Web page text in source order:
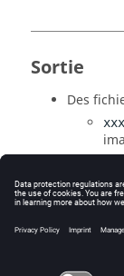
Sortie
Des